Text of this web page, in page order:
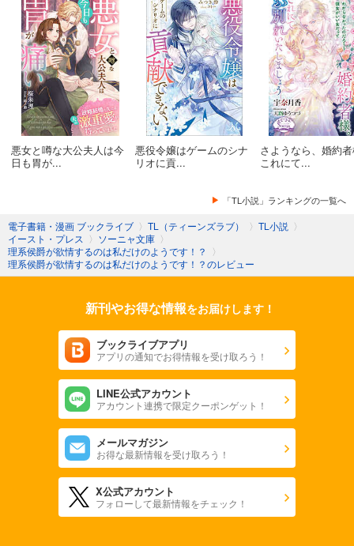
悪女と噂な大公夫人は今
日も胃が...
悪役令嬢はゲームのシナ
リオに貢...
さようなら、婚約
これにて...
「TL小説」ランキングの一覧へ
電子書籍・漫画 ブックライブ 〉 TL（ティーンズラブ） 〉 TL小説 〉
イースト・プレス 〉 ソーニャ文庫 〉
理系侯爵が欲情するのは私だけのようです！？
〉
理系侯爵が欲情するのは私だけのようです！？のレビュー
新刊やお得な情報をお届けします！
ブックライブアプリ
アプリの通知でお得情報を受け取ろう！
LINE公式アカウント
アカウント連携で限定クーポンゲット！
メールマガジン
お得な最新情報を受け取ろう！
X公式アカウント
フォローして最新情報をチェック！